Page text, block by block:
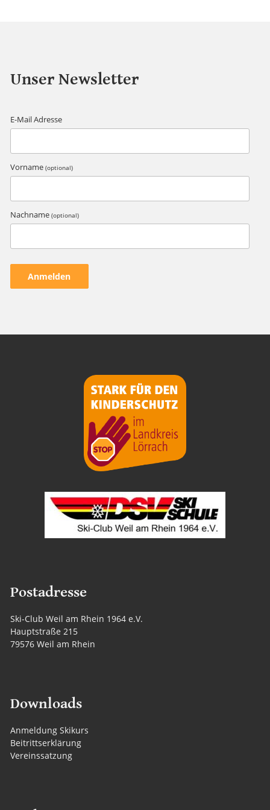
Unser Newsletter
E-Mail Adresse
Vorname (optional)
Nachname (optional)
Postadresse
Ski-Club Weil am Rhein 1964 e.V.
Hauptstraße 215
79576 Weil am Rhein
Downloads
Anmeldung Skikurs
Beitrittserklärung
Vereinssatzung